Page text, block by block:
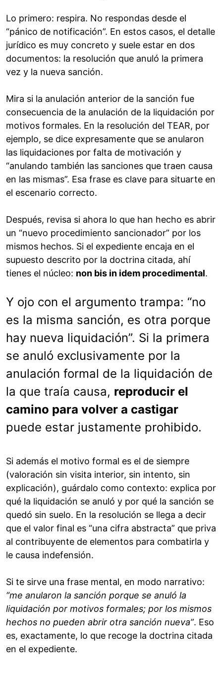
Lo primero: respira. No respondas desde el
“pánico de notificación”. En estos casos, el detalle
jurídico es muy concreto y suele estar en dos
documentos: la resolución que anuló la primera
vez y la nueva sanción.
Mira si la anulación anterior de la sanción fue
consecuencia de la anulación de la liquidación por
motivos formales. En la resolución del TEAR, por
ejemplo, se dice expresamente que se anularon
las liquidaciones por falta de motivación y
“anulando también las sanciones que traen causa
en las mismas”. Esa frase es clave para situarte en
el escenario correcto.
Después, revisa si ahora lo que han hecho es abrir
un “nuevo procedimiento sancionador” por los
mismos hechos. Si el expediente encaja en el
supuesto descrito por la doctrina citada, ahí
tienes el núcleo: non bis in idem procedimental.
Y ojo con el argumento trampa: “no
es la misma sanción, es otra porque
hay nueva liquidación”. Si la primera
se anuló exclusivamente por la
anulación formal de la liquidación de
la que traía causa, reproducir el
camino para volver a castigar
puede estar justamente prohibido.
Si además el motivo formal es el de siempre
(valoración sin visita interior, sin intento, sin
explicación), guárdalo como contexto: explica por
qué la liquidación se anuló y por qué la sanción se
quedó sin suelo. En la resolución se llega a decir
que el valor final es “una cifra abstracta” que priva
al contribuyente de elementos para combatirla y
le causa indefensión.
Si te sirve una frase mental, en modo narrativo:
“me anularon la sanción porque se anuló la
liquidación por motivos formales; por los mismos
hechos no pueden abrir otra sanción nueva”. Eso
es, exactamente, lo que recoge la doctrina citada
en el expediente.